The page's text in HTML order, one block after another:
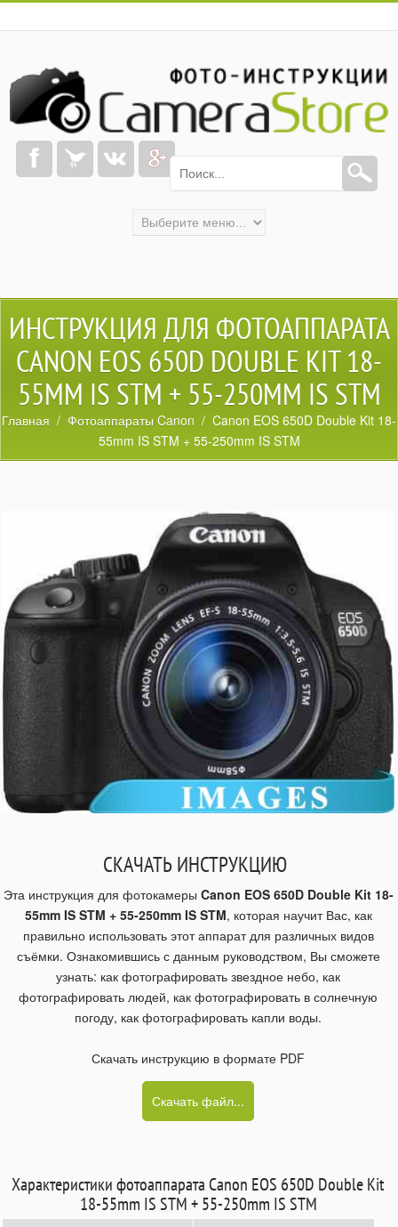
ИНСТРУКЦИЯ ДЛЯ ФОТОАППАРАТА
CANON EOS 650D DOUBLE KIT 18-
55MM IS STM + 55-250MM IS STM
Главная / Фотоаппараты Canon / Canon EOS 650D Double Kit 18-
55mm IS STM + 55-250mm IS STM
СКАЧАТЬ ИНСТРУКЦИЮ
Эта инструкция для фотокамеры Canon EOS 650D Double Kit 18-
55mm IS STM + 55-250mm IS STM, которая научит Вас, как
правильно использовать этот аппарат для различных видов
съёмки. Ознакомившись с данным руководством, Вы сможете
узнать: как фотографировать звездное небо, как
фотографировать людей, как фотографировать в солнечную
погоду, как фотографировать капли воды.
Скачать инструкцию в формате PDF
Скачать файл...
Характеристики фотоаппарата Canon EOS 650D Double Kit
18-55mm IS STM + 55-250mm IS STM